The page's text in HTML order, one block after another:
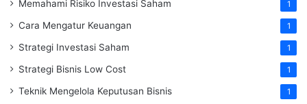
Memahami Risiko Investasi Saham 1
Cara Mengatur Keuangan 1
Strategi Investasi Saham 1
Strategi Bisnis Low Cost 1
Teknik Mengelola Keputusan Bisnis 1